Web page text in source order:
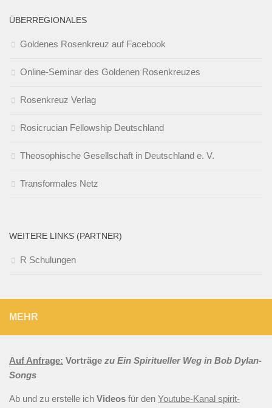
ÜBERREGIONALES
Goldenes Rosenkreuz auf Facebook
Online-Seminar des Goldenen Rosenkreuzes
Rosenkreuz Verlag
Rosicrucian Fellowship Deutschland
Theosophische Gesellschaft in Deutschland e. V.
Transformales Netz
WEITERE LINKS (PARTNER)
R Schulungen
MEHR
Auf Anfrage: Vorträge zu Ein Spiritueller Weg in Bob Dylan-
Songs
Ab und zu erstelle ich Videos für den Youtube-Kanal spirit-